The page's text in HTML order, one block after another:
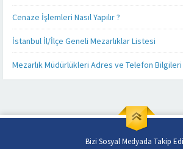
Cenaze İşlemleri Nasıl Yapılır ?
İstanbul İl/İlçe Geneli Mezarlıklar Listesi
Mezarlık Müdürlükleri Adres ve Telefon Bilgileri
Bizi Sosyal Medyada Takip